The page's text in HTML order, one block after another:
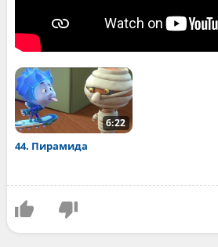
6:22
44. Пирамида